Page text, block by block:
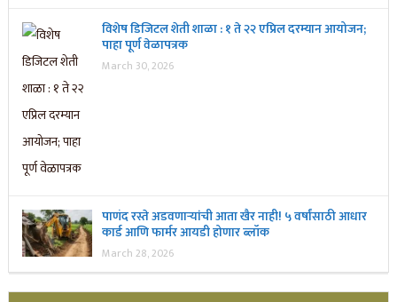
विशेष डिजिटल शेती शाळा : १ ते २२ एप्रिल दरम्यान आयोजन;
पाहा पूर्ण वेळापत्रक
March 30, 2026
पाणंद रस्ते अडवणाऱ्यांची आता खैर नाही! ५ वर्षांसाठी आधार
कार्ड आणि फार्मर आयडी होणार ब्लॉक
March 28, 2026